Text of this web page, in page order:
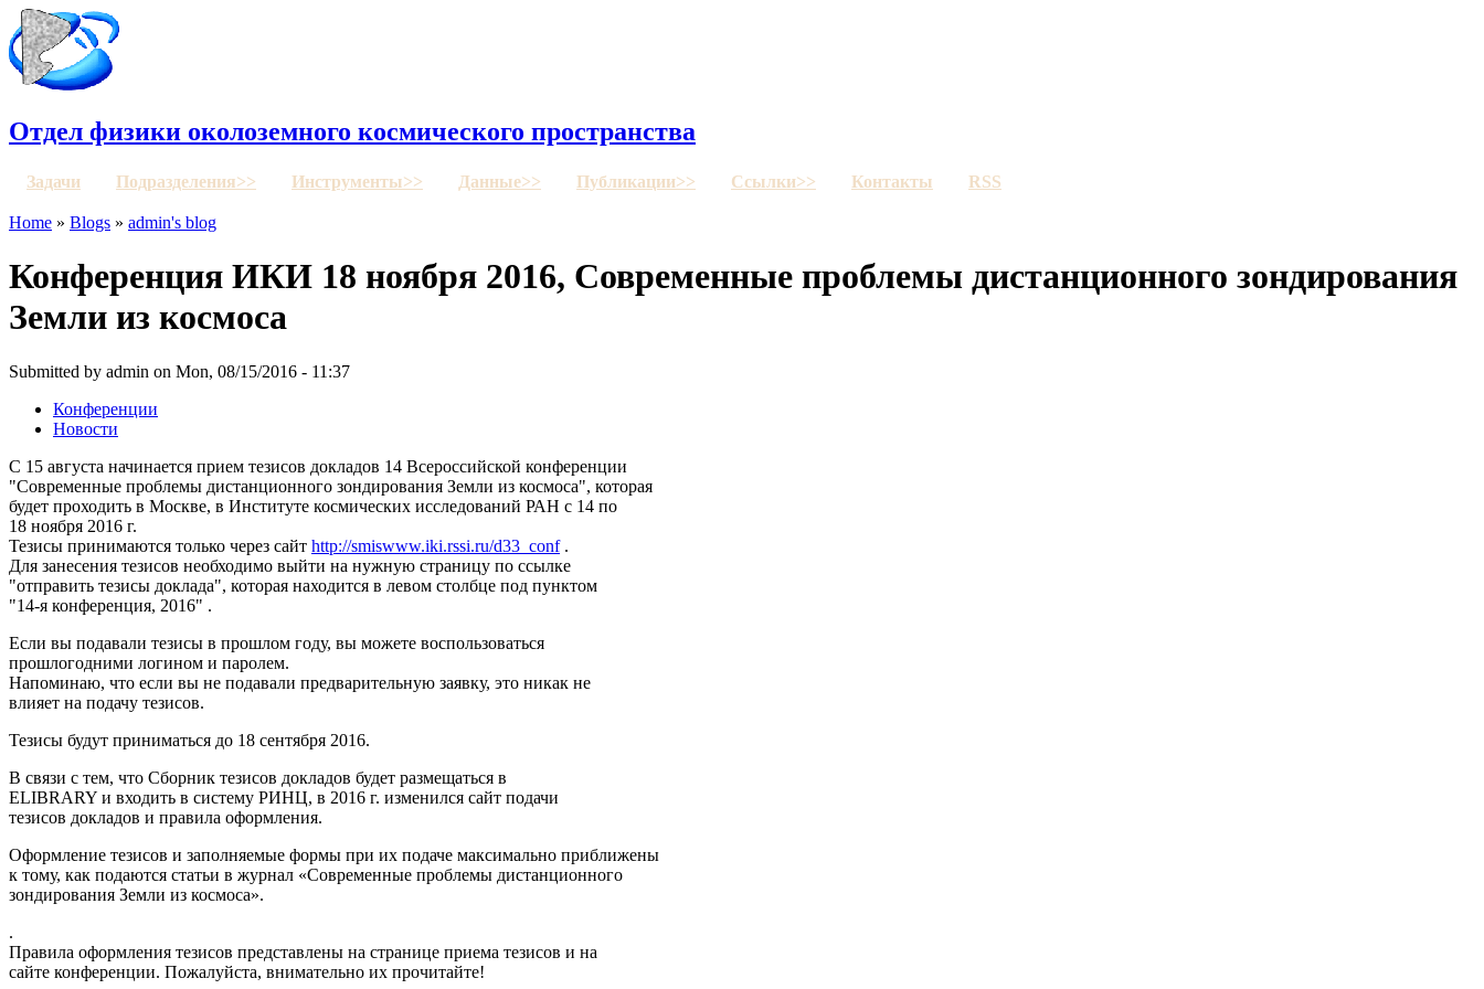
Отдел физики околоземного космического пространства
Задачи Подразделения>> Инструменты>> Данные>> Публикации>> Ссылки>> Контакты RSS
Home » Blogs » admin's blog
Конференция ИКИ 18 ноября 2016, Современные проблемы дистанционного зондирования
Земли из космоса
Submitted by admin on Mon, 08/15/2016 - 11:37
Конференции
Новости
С 15 августа начинается прием тезисов докладов 14 Всероссийской конференции
"Современные проблемы дистанционного зондирования Земли из космоса", которая
будет проходить в Москве, в Институте космических исследований РАН с 14 по
18 ноября 2016 г.
Тезисы принимаются только через сайт http://smiswww.iki.rssi.ru/d33_conf.
Для занесения тезисов необходимо выйти на нужную страницу по ссылке
"отправить тезисы доклада", которая находится в левом столбце под пунктом
"14-я конференция, 2016" .
Если вы подавали тезисы в прошлом году, вы можете воспользоваться
прошлогодними логином и паролем.
Напоминаю, что если вы не подавали предварительную заявку, это никак не
влияет на подачу тезисов.
Тезисы будут приниматься до 18 сентября 2016.
В связи с тем, что Сборник тезисов докладов будет размещаться в
ELIBRARY и входить в систему РИНЦ, в 2016 г. изменился сайт подачи
тезисов докладов и правила оформления.
Оформление тезисов и заполняемые формы при их подаче максимально приближены
к тому, как подаются статьи в журнал «Современные проблемы дистанционного
зондирования Земли из космоса».
.
Правила оформления тезисов представлены на странице приема тезисов и на
сайте конференции. Пожалуйста, внимательно их прочитайте!